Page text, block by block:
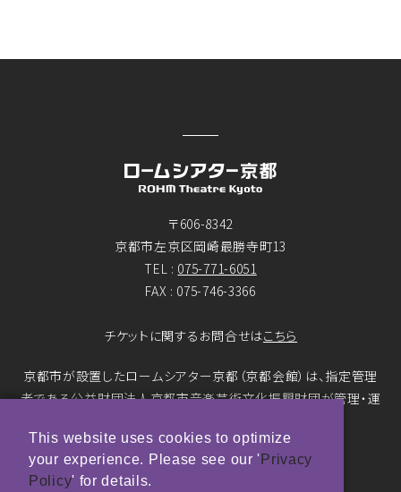
〒606-8342
京都市左京区岡崎最勝寺町13
TEL : 075-771-6051
FAX : 075-746-3366
チケットに関するお問合せはこちら
京都市が設置したロームシアター京都（京都会館）は、指定管理
者である公益財団法人京都市音楽芸術文化振興財団が管理・運
© ROHM Theatre Kyoto. All rights reserved.
トップページメインバナー 撮影：市川靖史
This website uses cookies to optimize
your experience. Please see our ' Privacy
Policy' for details.